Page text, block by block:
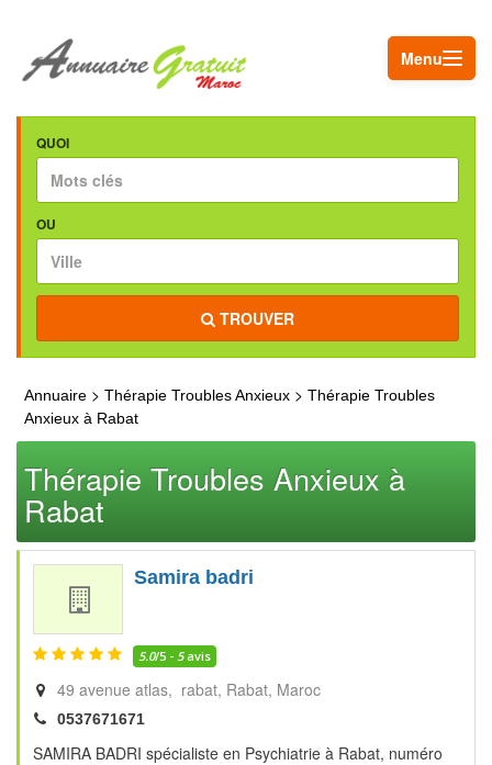
Menu
QUOI
OU
TROUVER
Annuaire > Thérapie Troubles Anxieux > Thérapie Troubles
Anxieux à Rabat
Thérapie Troubles Anxieux à
Rabat
Samira badri
5.0/5 - 5avis
49 avenue atlas, rabat Rabat Maroc
0537671671
SAMIRA BADRI spécialiste en Psychiatrie à Rabat, numéro